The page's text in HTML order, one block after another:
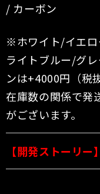
/ カーボン
※ホワイト/イエ
ライトブルー/グ
ンは+4000円（税
在庫数の関係で発
がございます。
【開発ストーリー】